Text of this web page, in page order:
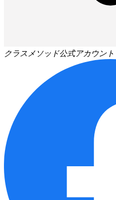
クラスメソッド公式アカウント